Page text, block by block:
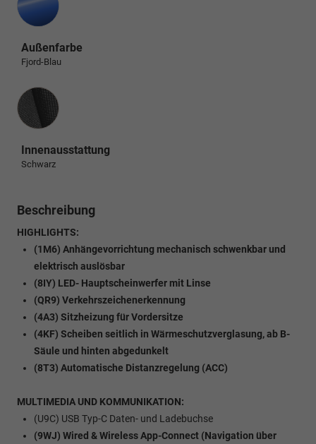
Außenfarbe
Fjord-Blau
Innenausstattung
Innenausstattung
Schwarz
Beschreibung
HIGHLIGHTS:
(1M6) Anhängevorrichtung mechanisch schwenkbar und
elektrisch auslösbar
(8IY) LED- Hauptscheinwerfer mit Linse
(QR9) Verkehrszeichenerkennung
(4A3) Sitzheizung für Vordersitze
(4KF) Scheiben seitlich in Wärmeschutzverglasung, ab B-
Säule und hinten abgedunkelt
(8T3) Automatische Distanzregelung (ACC)
MULTIMEDIA UND KOMMUNIKATION:
(U9C) USB Typ-C Daten- und Ladebuchse
(9WJ) Wired & Wireless App-Connect (Navigation über